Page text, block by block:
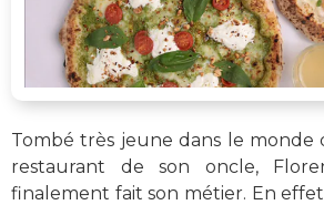
Tombé très jeune dans le monde
restaurant de son oncle,
finalement fait son métier. En